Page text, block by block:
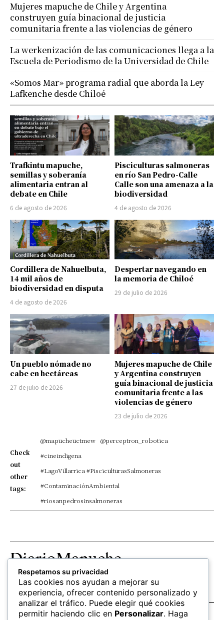
Trafkintu mapuche,
semillas y soberanía
alimentaria entran al
debate en Chile
6 de agosto de 2026
Pisciculturas salmoneras
en río San Pedro-Calle
Calle son una amenaza a la
biodiversidad
4 de agosto de 2026
Cordillera de Nahuelbuta,
14 mil años de
biodiversidad en disputa
4 de agosto de 2026
Despertar navegando en
la memoria de Chiloé
29 de julio de 2026
Un pueblo nómade no
cabe en hectáreas
27 de julio de 2026
Mujeres mapuche de Chile
y Argentina construyen
guía binacional de justicia
comunitaria frente a las
violencias de género
23 de julio de 2026
Check
out
other
tags:
@mapucheuctmew @perceptron_robotica
#cineindigena
#LagoVillarrica #PisciculturasSalmoneras
#ContaminaciónAmbiental
#riosanpedrosinsalmoneras
Mujeres mapuche de Chile y Argentina
construyen guía binacional de justicia
comunitaria frente a las violencias de género
La werkenización de las comunicaciones llega a la
Escuela de Periodismo de la Universidad de Chile
«Somos Mar» programa radial que aborda la Ley
Lafkenche desde Chiloé
DiarioMapuche
TERRITORIO CULTURA
Patrimonio
OPINION
Columnistas
SALUD EDUCACIÓN FOLLOW US
Respetamos su privacidad
Las cookies nos ayudan a mejorar su
experiencia, ofrecer contenido personalizado y
analizar el tráfico. Puede elegir qué cookies
permitir haciendo clic en Personalizar. Haga